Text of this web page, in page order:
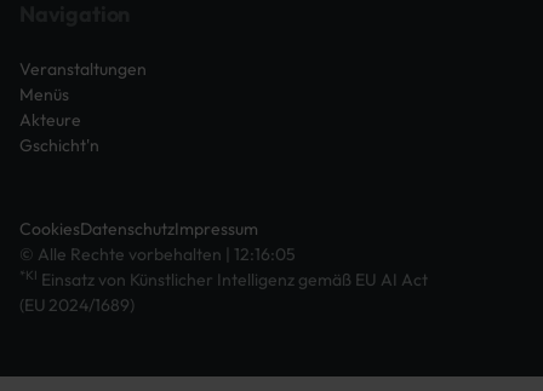
Veranstaltungen
Menüs
Akteure
Gschicht'n
© Alle Rechte vorbehalten | 12:16:05
*KI Einsatz von Künstlicher Intelligenz gemäß EU AI Act
(EU 2024/1689)
CookiesDatenschutzImpressum